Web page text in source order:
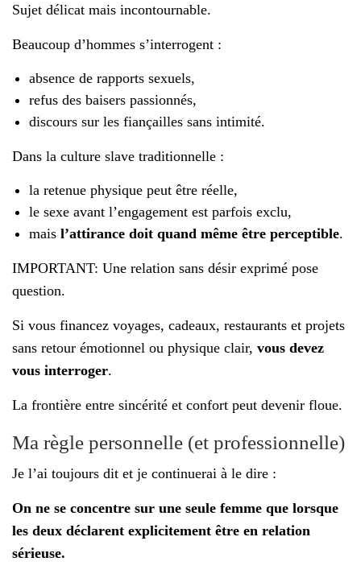
Sujet délicat mais incontournable.
Beaucoup d’hommes s’interrogent :
absence de rapports sexuels,
refus des baisers passionnés,
discours sur les fiançailles sans intimité.
Dans la culture slave traditionnelle :
la retenue physique peut être réelle,
le sexe avant l’engagement est parfois exclu,
mais l’attirance doit quand même être perceptible.
IMPORTANT: Une relation sans désir exprimé pose
question.
Si vous financez voyages, cadeaux, restaurants et projets
sans retour émotionnel ou physique clair, vous devez
vous interroger.
La frontière entre sincérité et confort peut devenir floue.
Ma règle personnelle (et professionnelle)
Je l’ai toujours dit et je continuerai à le dire :
On ne se concentre sur une seule femme que lorsque
les deux déclarent explicitement être en relation
sérieuse.